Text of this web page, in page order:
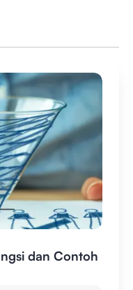
dan Contoh